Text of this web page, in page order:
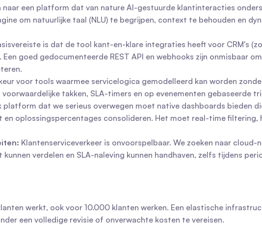
naar een platform dat van nature AI-gestuurde klantinteracties
om natuurlijke taal (NLU) te begrijpen, context te behouden en
is dat de tool kant-en-klare integraties heeft voor CRM's
goed gedocumenteerde REST API en webhooks zijn onmisbaar
voor tools waarmee servicelogica gemodelleerd kan worden
takken, SLA-timers en op evenementen gebaseerde
platform dat we serieus overwegen moet native dashboards bieden
en oplossingspercentages consolideren. Het moet real-time
Klantenserviceverkeer is onvoorspelbaar. We zoeken naar
verdelen en SLA-naleving kunnen handhaven, zelfs tijdens
werkt, ook voor 10.000 klanten werken. Een elastische
een volledige revisie of onverwachte kosten te vereisen.